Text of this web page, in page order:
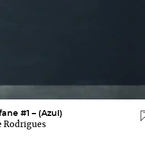
#1 – (Azul)
Rodrigues